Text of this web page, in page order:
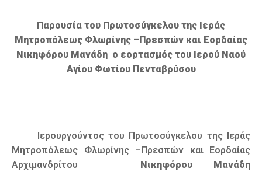
Παρουσία του Πρωτοσύγκελου της Ιεράς
Μητροπόλεως Φλωρίνης –Πρεσπών και Εορδαίας
Νικηφόρου Μανάδη ο εορτασμός του Ιερού Ναού
Αγίου Φωτίου Πενταβρύσου
Ιερουργούντος του Πρωτοσύγκελου της Ιεράς
Μητροπόλεως Φλωρίνης –Πρεσπών και Εορδαίας
Αρχιμανδρίτου Νικηφόρου Μανάδη